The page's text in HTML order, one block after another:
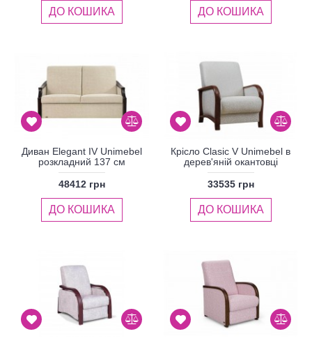
ДО КОШИКА ДО КОШИКА
Диван Elegant IV Unimebel
розкладний 137 см
48412 грн
ДО КОШИКА
Крісло Clasic V Unimebel в
дерев'яній окантовці
33535 грн
ДО КОШИКА